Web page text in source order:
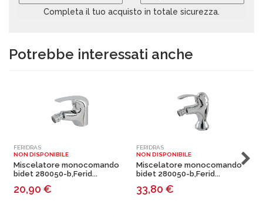
Completa il tuo acquisto in totale sicurezza.
Potrebbe interessati anche
FERIDRAS
NON DISPONIBILE
Miscelatore monocomando
bidet 280050-b,Ferid...
20,90 €
FERIDRAS
NON DISPONIBILE
Miscelatore monocomando
bidet 280050-b,Ferid...
33,80 €